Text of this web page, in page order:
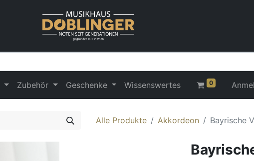
Zubehör Geschenke Wissenswertes 0
Alle Produkte Akkordeon Bayrische